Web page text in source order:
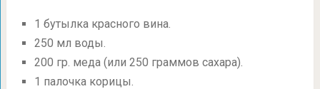
1 бутылка красного вина.
250 мл воды.
200 гр. меда (или 250 граммов сахара).
1 палочка корицы.